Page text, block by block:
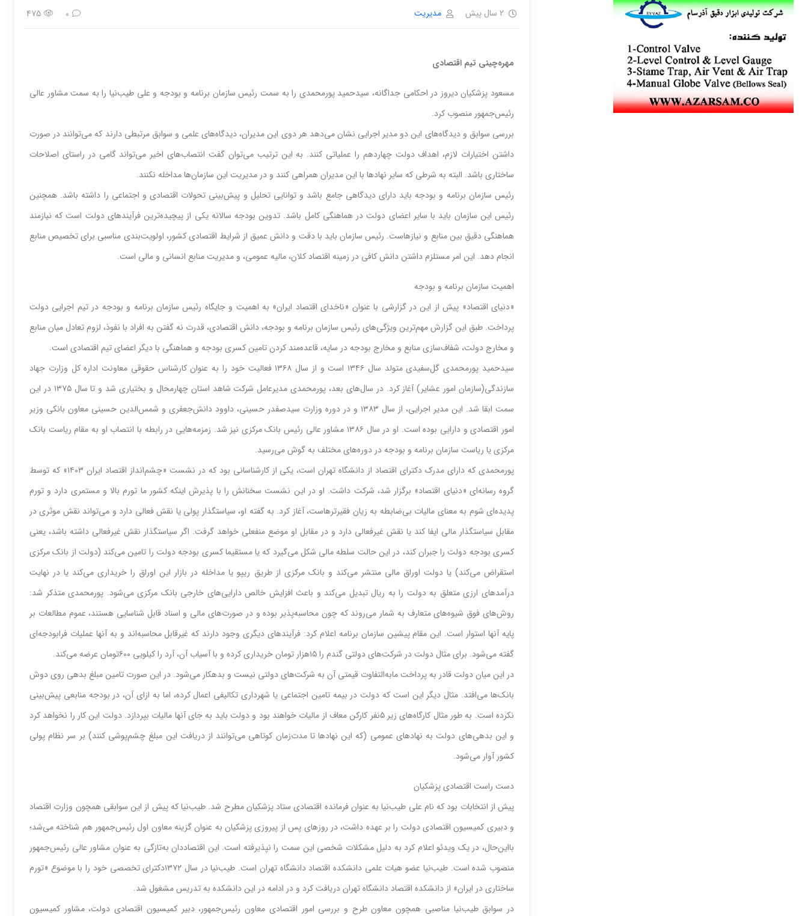
2 سال پیش مدیریت 0
475
مهره‌چینی تیم اقتصادی
مسعود پزشکیان دیروز در احکامی جداگانه، سید‌حمید پورمحمدی را به سمت رئیس سازمان برنامه و بودجه و علی طیب‌نیا را به سمت مشاور عالی
رئیس‌جمهور منصوب کرد.
بررسی سوابق و دیدگاه‌های این دو مدیر اجرایی نشان می‌دهد هر دوی این مدیران، دیدگاه‌های علمی و سوابق مرتبطی دارند که می‌توانند در صورت
داشتن اختیارات لازم، اهداف دولت چهاردهم را عملیاتی کنند. به این ترتیب می‌توان گفت انتصاب‌های اخیر می‌تواند گامی در راستای اصلاحات
ساختاری باشد. البته به شرطی که سایر نهادها با این مدیران همراهی کنند و در مدیریت این سازمان‌ها مداخله نکنند.
رئیس سازمان برنامه و بودجه باید دارای دیدگاهی جامع باشد و توانایی تحلیل و پیش‌بینی تحولات اقتصادی و اجتماعی را داشته باشد. همچنین
رئیس این سازمان باید با سایر اعضای دولت در هماهنگی کامل باشد. تدوین بودجه سالانه یکی از پیچیده‌ترین فرآیندهای دولت است که نیازمند
هماهنگی دقیق بین منابع و نیازهاست. رئیس سازمان باید با دقت و دانش عمیق از شرایط اقتصادی کشور، اولویت‌بندی مناسبی برای تخصیص منابع
انجام دهد. این امر مستلزم داشتن دانش کافی در زمینه اقتصاد کلان، مالیه عمومی، و مدیریت منابع انسانی و مالی است.
اهمیت سازمان برنامه و بودجه
«دنیای اقتصاد» پیش از این در گزارشی با عنوان «ناخدای اقتصاد ایران» به اهمیت و جایگاه رئیس سازمان برنامه و بودجه در تیم اجرایی دولت
پرداخت. طبق این گزارش مهم‌ترین ویژگی‌های رئیس سازمان برنامه و بودجه، دانش اقتصادی، قدرت نه‌ گفتن به افراد با نفوذ، لزوم تعادل میان منابع
و مخارج دولت، شفاف‌سازی منابع و مخارج بودجه در سایه، قاعده‌مند کردن تامین کسری بودجه و هماهنگی با دیگر اعضای تیم اقتصادی است.
سید‌حمید پورمحمدی گل‌سفیدی متولد سال ۱۳۴۶ است و از سال ۱۳۶۸ فعالیت خود را به عنوان کارشناس حقوقی معاونت اداره کل وزارت جهاد
سازندگی‌(سازمان امور عشایر) آغاز کرد. در سال‌های بعد، پورمحمدی مدیرعامل شرکت شاهد استان چهارمحال و بختیاری شد و تا سال ۱۳۷۵ در این
سمت ابقا شد. این مدیر اجرایی، از سال ۱۳۸۳ و در دوره وزارت سیدصفدر حسینی، داوود دانش‌جعفری و شمس‌الدین حسینی معاون بانکی وزیر
امور اقتصادی و دارایی بوده ‌است. او در سال ۱۳۸۶ مشاور عالی رئیس بانک مرکزی نیز شد. زمزمه‌هایی در رابطه با انتصاب او به مقام ریاست بانک
مرکزی یا ریاست سازمان برنامه و بودجه در دوره‌های مختلف به گوش می‌رسید.
پورمحمدی که دارای مدرک دکترای اقتصاد از دانشگاه تهران است، یکی از کارشناسانی بود که در نشست «چشم‌انداز اقتصاد ایران ۱۴۰۳» که توسط
گروه رسانه‌ای «دنیای اقتصاد» برگزار شد، شرکت داشت. او در این نشست سخنانش را با پذیرش اینکه کشور ما تورم بالا و مستمری دارد و تورم
پدیده‌‌‌ای شوم به معنای مالیات بی‌‌‌ضابطه به زیان فقیرترهاست، آغاز کرد. به گفته او، سیاستگذار پولی یا نقش فعالی دارد و می‌تواند نقش موثری در
مقابل سیاستگذار مالی ایفا کند یا نقش غیرفعالی دارد و در مقابل او موضع منفعلی خواهد گرفت. اگر سیاستگذار نقش غیرفعالی داشته باشد، یعنی
کسری بودجه دولت را جبران کند، در این حالت سلطه مالی شکل می‌گیرد که یا مستقیما کسری بودجه دولت را تامین می‌کند (دولت از بانک مرکزی
استقراض می‌کند) یا دولت اوراق مالی منتشر می‌کند و بانک مرکزی از طریق ریپو یا مداخله در بازار این اوراق را خریداری می‌کند یا در نهایت
درآمدهای ارزی متعلق به دولت را به ریال تبدیل می‌کند و باعث افزایش خالص دارایی‌های خارجی بانک مرکزی می‌شود. پورمحمدی متذکر شد:
روش‌های فوق شیوه‌های متعارف به شمار می‌روند که چون محاسبه‌پذیر بوده و در صورت‌های مالی و اسناد قابل شناسایی هستند، عموم مطالعات بر
پایه آنها استوار است. این مقام پیشین سازمان برنامه اعلام کرد: فرآیند‌‌‌های دیگری وجود دارند که غیرقابل محاسبه‌اند و به آنها عملیات فرابودجه‌‌‌ای
گفته می‌شود. برای مثال دولت در شرکت‌های دولتی گندم را ۱۵‌هزار تومان خریداری کرده و با آسیاب آن، آرد را کیلویی ۶۰۰تومان عرضه می‌کند.
در این میان دولت قادر به پرداخت مابه‌التفاوت قیمتی آن به شرکت‌های دولتی نیست و بدهکار می‌شود. در این صورت تامین مبلغ بدهی روی دوش
بانک‌ها می‌‌‌افتد. مثال دیگر این است که دولت در بیمه تامین اجتماعی یا شهرداری تکالیفی اعمال کرده، اما به ازای آن، در بودجه‌‌‌ منابعی پیش‌بینی
نکرده است. به طور مثال کارگاه‌های زیر ۵نفر کارکن معاف از مالیات خواهند بود و دولت باید به جای آنها مالیات بپردازد. دولت این کار را نخواهد کرد
و این بدهی‌‌‌های دولت به نهادهای عمومی (که این نهاد‌ها تا مدت‌زمان کوتاهی می‌توانند از دریافت این مبلغ چشم‌پوشی کنند) بر سر نظام پولی
کشور آوار می‌شود.
دست راست اقتصادی پزشکیان
پیش از انتخابات بود که نام علی طیب‌نیا به عنوان فرمانده اقتصادی ستاد پزشکیان مطرح شد. طیب‌نیا که پیش از این سوابقی همچون وزارت اقتصاد
و دبیری کمیسیون اقتصادی دولت را بر عهده داشت، در روزهای پس از پیروزی پزشکیان به عنوان گزینه معاون اول رئیس‌جمهور هم شناخته می‌شد؛
با‌این‌حال، در یک ویدئو اعلام کرد به دلیل مشکلات شخصی این سمت را نپذیرفته است. این اقتصاددان به‌تازگی به عنوان مشاور عالی رئیس‌جمهور
منصوب شده است. طیب‌نیا عضو هیات علمی دانشکده اقتصاد دانشگاه تهران است. طیب‌نیا در سال ۱۳۷۲دکترای تخصصی خود را با موضوع «تورم
ساختاری در ایران» از دانشکده اقتصاد دانشگاه تهران دریافت کرد و در ادامه در این دانشکده به تدریس مشغول شد.
در سوابق طیب‌نیا مناصبی همچون معاون طرح و بررسی امور اقتصادی معاون رئیس‌جمهور، دبیر کمیسیون اقتصادی دولت، مشاور کمیسیون